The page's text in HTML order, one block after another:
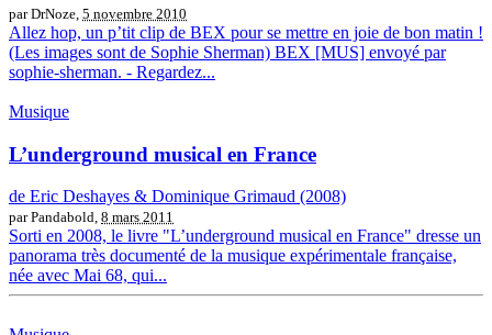
par DrNoze, 5 novembre 2010
Allez hop, un p’tit clip de BEX pour se mettre en joie de bon matin !
(Les images sont de Sophie Sherman) BEX [MUS] envoyé par
sophie-sherman. - Regardez...
Musique
L’underground musical en France
de Eric Deshayes & Dominique Grimaud (2008)
par Pandabold, 8 mars 2011
Sorti en 2008, le livre "L’underground musical en France" dresse un
panorama très documenté de la musique expérimentale française,
née avec Mai 68, qui...